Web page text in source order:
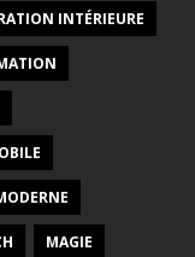
INTÉRIEURE
MAGIE